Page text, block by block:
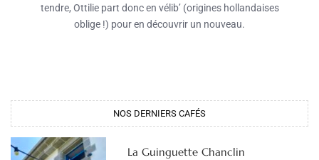
tendre, Ottilie part donc en vélib’ (origines hollandaises
oblige !) pour en découvrir un nouveau.
NOS DERNIERS CAFÉS
La Guinguette Chanclin